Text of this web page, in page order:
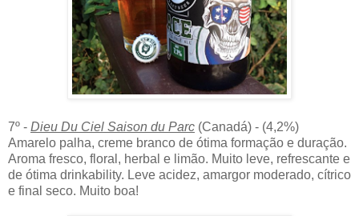
7º - Dieu Du Ciel Saison du Parc (Canadá) - (4,2%)
Amarelo palha, creme branco de ótima formação e duração.
Aroma fresco, floral, herbal e limão. Muito leve, refrescante e
de ótima drinkability. Leve acidez, amargor moderado, cítrico
e final seco. Muito boa!